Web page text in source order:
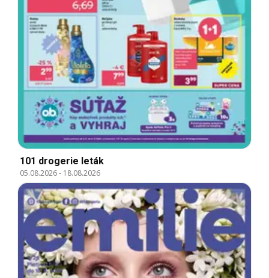
101 drogerie leták
05.08.2026- 18.08.2026